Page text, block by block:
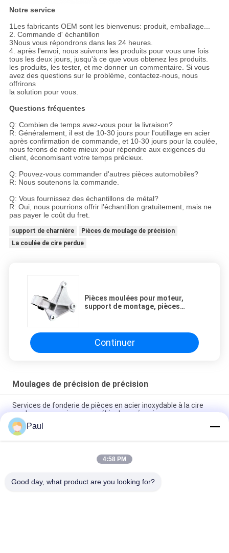
Notre service
1Les fabricants OEM sont les bienvenus: produit, emballage...
2. Commande d' échantillon
3Nous vous répondrons dans les 24 heures.
4. après l'envoi, nous suivrons les produits pour vous une fois
tous les deux jours, jusqu'à ce que vous obtenez les produits.
les produits, les tester, et me donner un commentaire. Si vous
avez des questions sur le problème, contactez-nous, nous
offrirons
la solution pour vous.
Questions fréquentes
Q: Combien de temps avez-vous pour la livraison?
R: Généralement, il est de 10-30 jours pour l'outillage en acier
après confirmation de commande, et 10-30 jours pour la coulée,
nous ferons de notre mieux pour répondre aux exigences du
client, économisant votre temps précieux.
Q: Pouvez-vous commander d'autres pièces automobiles?
R: Nous soutenons la commande.
Q: Vous fournissez des échantillons de métal?
R: Oui, nous pourrions offrir l'échantillon gratuitement, mais ne
pas payer le coût du fret.
support de charnière
Pièces de moulage de précision
La coulée de cire perdue
Pièces moulées pour moteur,
support de montage, pièces
d'automobile, pièces moulées
pour moteur d'acier
Continuer
Moulages de précision de précision
Services de fonderie de pièces en acier inoxydable à la cire
perdue, accessoires pour véhicules mécaniques
Accessoires de cuve pour excavatrice en acier au carbone à
fonderie de précision
Parties de machines de traitement de la coulée à la cire
Paul
4:58 PM
Good day, what product are you looking for?